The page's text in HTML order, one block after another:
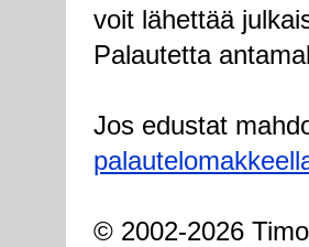
voit lähettää
Palautetta
Jos edustat
© 2002-2026